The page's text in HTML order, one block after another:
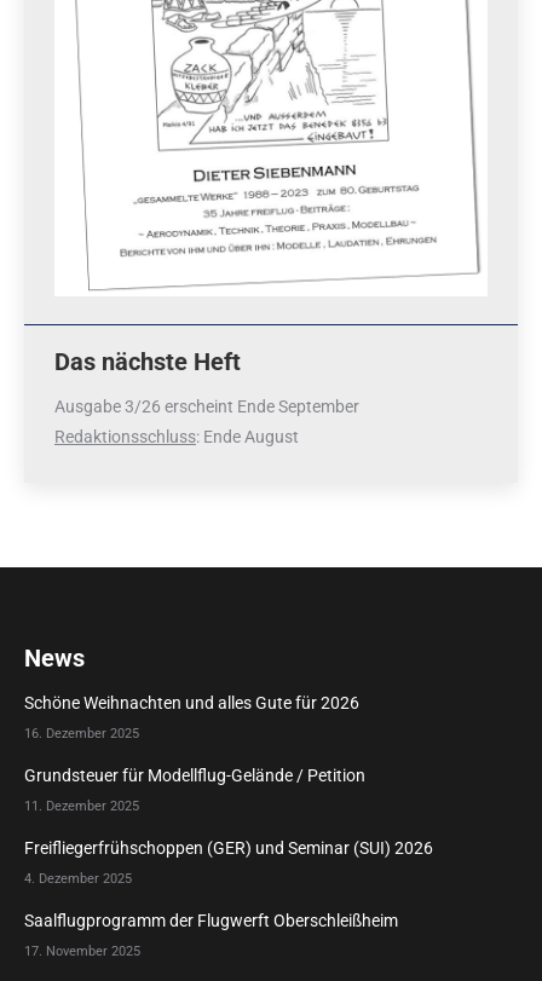
Das nächste Heft
Ausgabe 3/26 erscheint Ende September
Redaktionsschluss: Ende August
News
Schöne Weihnachten und alles Gute für 2026
16. Dezember 2025
Grundsteuer für Modellflug-Gelände / Petition
11. Dezember 2025
Freifliegerfrühschoppen (GER) und Seminar (SUI) 2026
4. Dezember 2025
Saalflugprogramm der Flugwerft Oberschleißheim
17. November 2025